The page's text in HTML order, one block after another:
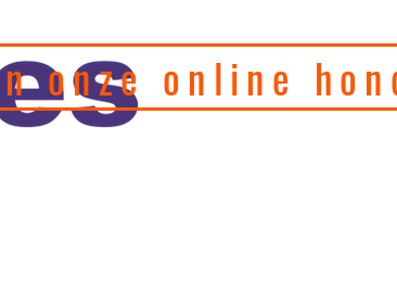
onze online